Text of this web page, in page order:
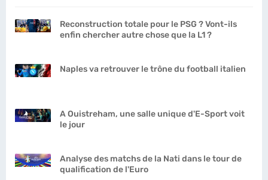
Reconstruction totale pour le PSG ? Vont-ils
enfin chercher autre chose que la L1 ?
Naples va retrouver le trône du football italien
A Ouistreham, une salle unique d'E-Sport voit
le jour
Analyse des matchs de la Nati dans le tour de
qualification de l'Euro